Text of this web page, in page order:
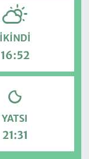
İKINDI
16:52
YATSI
21:31